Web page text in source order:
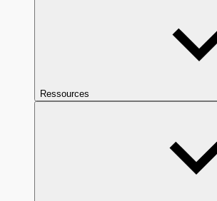
Ressources